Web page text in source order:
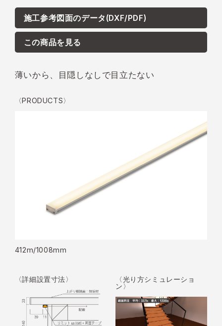
施工参考図面のデータ(DXF/PDF)
この商品を見る
薄いから、目隠しなしで目立たない
〈PRODUCTS〉
412m/1008mm
〈詳細設置寸法〉
〈光り方シミュレーショ
ン〉